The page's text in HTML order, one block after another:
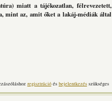
miatt a tájékozatlan, félrevezetett,
mint az, amit őket a lakáj-médiák által
regisztrációés bejelentkezésszükséges